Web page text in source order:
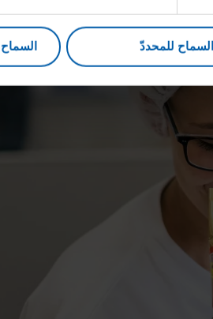
السماح للمحددّ السماح